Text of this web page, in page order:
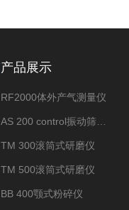
产品展示
RF2000体外产气测量仪
TM 300滚筒式研磨仪
TM 500滚筒式研磨仪
BB 400颚式粉碎仪